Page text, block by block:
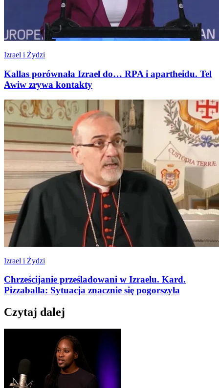
Izrael i Żydzi
Kallas porównała Izrael do… RPA i apartheidu. Tel
Awiw zrywa kontakty
Izrael i Żydzi
Chrześcijanie prześladowani w Izraelu. Kard.
Pizzaballa: Sytuacja znacznie się pogorszyła
Czytaj dalej